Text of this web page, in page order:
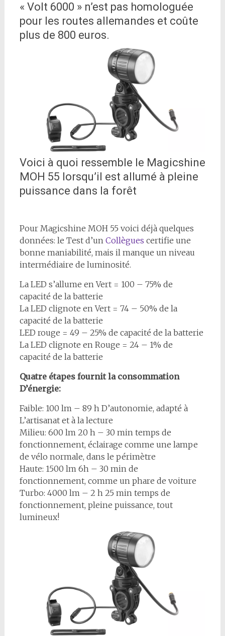
« Volt 6000 » n’est pas homologuée
pour les routes allemandes et coûte
plus de 800 euros.
Voici à quoi ressemble le Magicshine
MOH 55 lorsqu’il est allumé à pleine
puissance dans la forêt
Pour Magicshine MOH 55 voici déjà quelques
données: le Test d’un Collègues certifie une
bonne maniabilité, mais il manque un niveau
intermédiaire de luminosité.
La LED s’allume en Vert = 100 – 75% de
capacité de la batterie
La LED clignote en Vert = 74 – 50% de la
capacité de la batterie
LED rouge = 49 – 25% de capacité de la batterie
La LED clignote en Rouge = 24 – 1% de
capacité de la batterie
Quatre étapes fournit la consommation
D’énergie:
Faible: 100 lm – 89 h D’autonomie, adapté à
L’artisanat et à la lecture
Milieu: 600 lm 20 h – 30 min temps de
fonctionnement, éclairage comme une lampe
de vélo normale, dans le périmètre
Haute: 1500 lm 6h – 30 min de
fonctionnement, comme un phare de voiture
Turbo: 4000 lm – 2 h 25 min temps de
fonctionnement, pleine puissance, tout
lumineux!